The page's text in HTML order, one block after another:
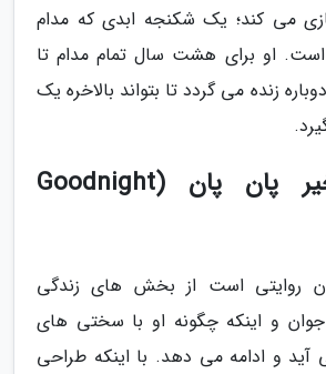
می کند؛ یک شکنجه ابدی که مدام
او برای هشت سال تمام مدام تا
زنده می گردد تا بتواند بالاخره یک
7- شب بخیر پان پان (Goodnight
روایتی است از بخش های زندگی
و اینکه چگونه او با سختی های
آید و ادامه می دهد. با اینکه طراحی